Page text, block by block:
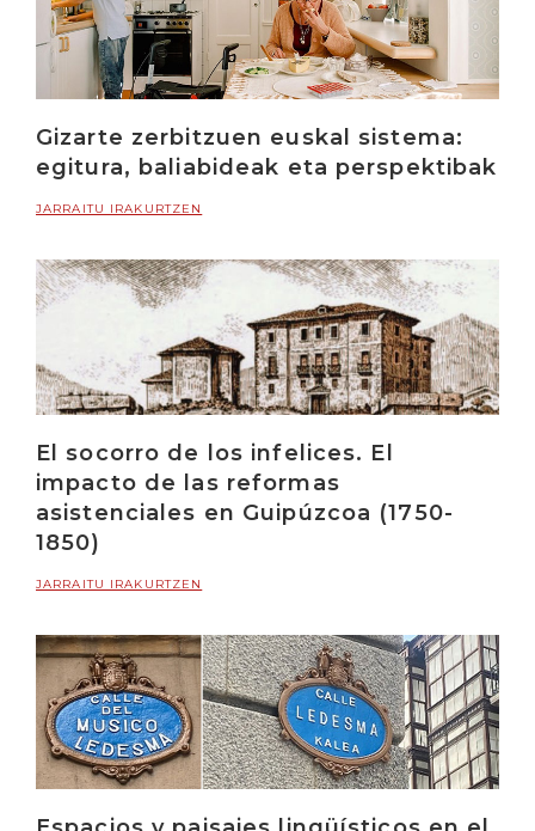
Gizarte zerbitzuen euskal sistema:
egitura, baliabideak eta perspektibak
JARRAITU IRAKURTZEN
El socorro de los infelices. El
impacto de las reformas
asistenciales en Guipúzcoa (1750-
1850)
JARRAITU IRAKURTZEN